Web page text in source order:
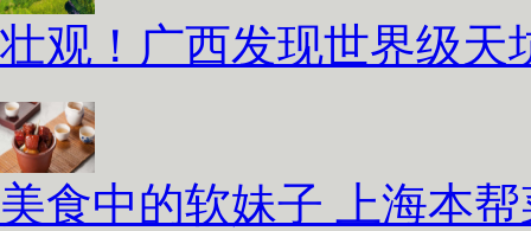
壮观！广西发现世界级天
美食中的软妹子 上海本